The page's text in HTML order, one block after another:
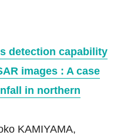
detection capability
images : A case
in northern
KAMIYAMA,